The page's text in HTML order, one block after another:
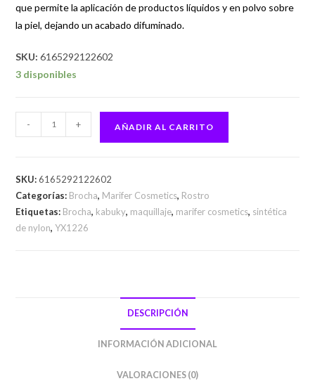
que permite la aplicación de productos líquidos y en polvo sobre
la piel, dejando un acabado difuminado.
SKU:6165292122602
3 disponibles
- + AÑADIR AL CARRITO
SKU:6165292122602
Categorías: Brocha, Marifer Cosmetics, Rostro
Etiquetas: Brocha, kabuky, maquillaje, marifer cosmetics, sintética
de nylon,YX1226
DESCRIPCIÓN
INFORMACIÓN ADICIONAL
VALORACIONES (0)